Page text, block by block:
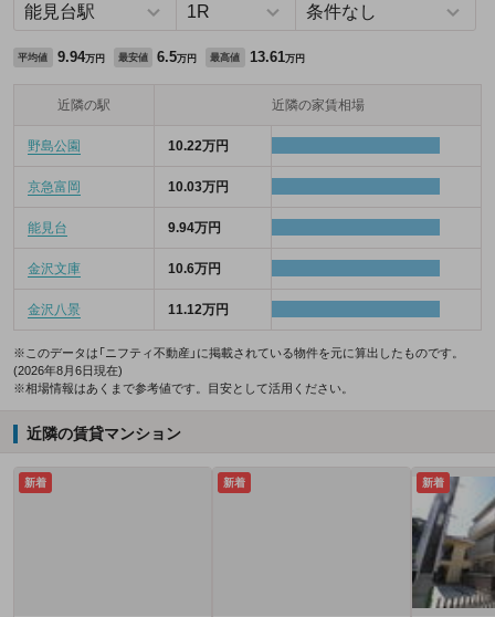
平均値 9.94万円 最安値 6.5万円 最高値 13.61万円
近隣の駅 近隣の家賃相場
野島公園 10.22万円
京急富岡 10.03万円
能見台 9.94万円
金沢文庫 10.6万円
金沢八景 11.12万円
※このデータは「ニフティ不動産」に掲載されている物件を元に算出したものです。
(2026年8月6日現在)
※相場情報はあくまで参考値です。目安として活用ください。
近隣の賃貸マンション
新着 新着 新着